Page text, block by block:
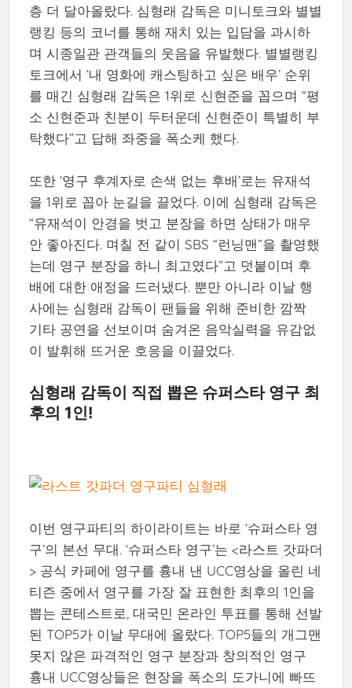
층 더 달아올랐다. 심형래 감독은 미니토크와 별별
랭킹 등의 코너를 통해 재치 있는 입담을 과시하
며 시종일관 관객들의 웃음을 유발했다. 별별랭킹
토크에서 ‘내 영화에 캐스팅하고 싶은 배우’ 순위
를 매긴 심형래 감독은 1위로 신현준을 꼽으며 “평
소 신현준과 친분이 두터운데 신현준이 특별히 부
탁했다”고 답해 좌중을 폭소케 했다.
또한 ‘영구 후계자로 손색 없는 후배’로는 유재석
을 1위로 꼽아 눈길을 끌었다. 이에 심형래 감독은
“유재석이 안경을 벗고 분장을 하면 상태가 매우
안 좋아진다. 며칠 전 같이 SBS “런닝맨”을 촬영했
는데 영구 분장을 하니 최고였다”고 덧붙이며 후
배에 대한 애정을 드러냈다. 뿐만 아니라 이날 행
사에는 심형래 감독이 팬들을 위해 준비한 깜짝
기타 공연을 선보이며 숨겨온 음악실력을 유감없
이 발휘해 뜨거운 호응을 이끌었다.
심형래 감독이 직접 뽑은 슈퍼스타 영구 최
후의 1인!
이번 영구파티의 하이라이트는 바로 ‘슈퍼스타 영
구’의 본선 무대. ‘슈퍼스타 영구’는 <라스트 갓파더
> 공식 카페에 영구를 흉내 낸 UCC영상을 올린 네
티즌 중에서 영구를 가장 잘 표현한 최후의 1인을
뽑는 콘테스트로, 대국민 온라인 투표를 통해 선발
된 TOP5가 이날 무대에 올랐다. TOP5들의 개그맨
못지 않은 파격적인 영구 분장과 창의적인 영구
흉내 UCC영상들은 현장을 폭소의 도가니에 빠뜨